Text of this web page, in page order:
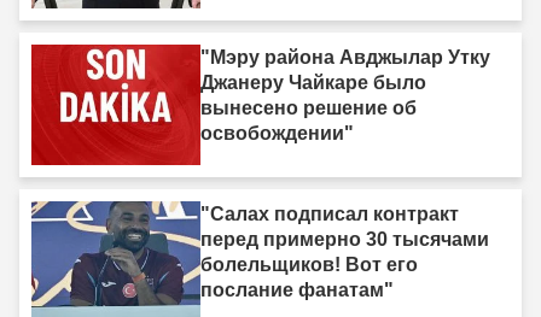
"Мэру района Авджылар Утку
Джанеру Чайкаре было
вынесено решение об
освобождении"
"Салах подписал контракт
перед примерно 30 тысячами
болельщиков! Вот его
послание фанатам"